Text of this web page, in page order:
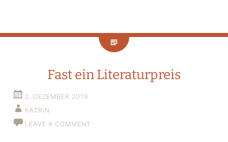
Fast ein Literaturpreis
2. DEZEMBER 2019
KATRIN
LEAVE A COMMENT